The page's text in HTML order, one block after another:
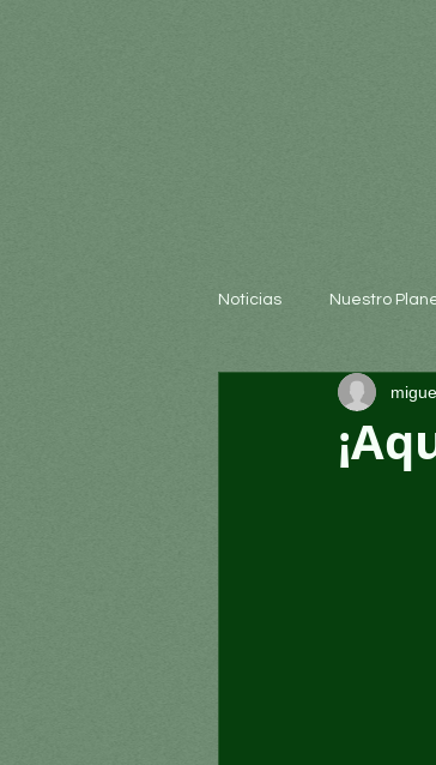
Noticias Nuestro
Arte y cultura